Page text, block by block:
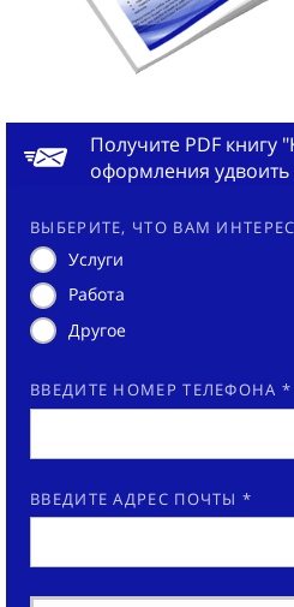
Получите PDF
оформления
ВЫБЕРИТЕ, ЧТО ВАМ
Услуги
Работа
Другое
ВВЕДИТЕ НОМЕР ТЕЛЕФОНА *
ВВЕДИТЕ АДРЕС ПОЧТЫ *